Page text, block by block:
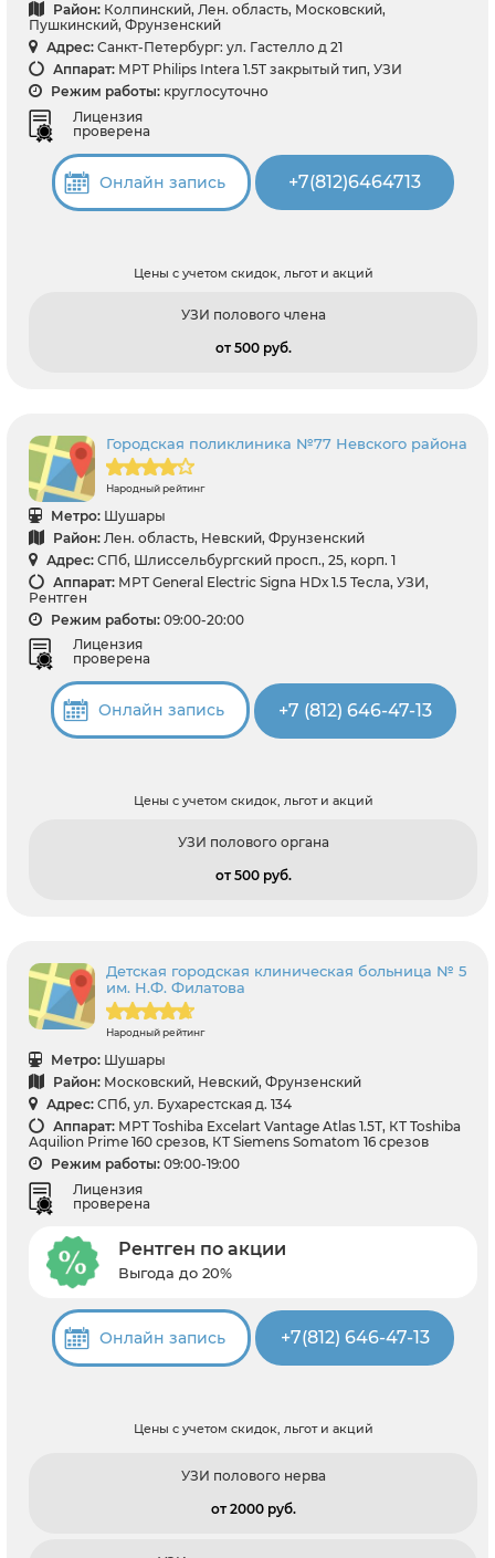
Район: Колпинский, Лен. область, Московский,
Пушкинский, Фрунзенский
Адрес: Санкт-Петербург: ул. Гастелло д 21
Аппарат: МРТ Philips Intera 1.5T закрытый тип, УЗИ
Режим работы: круглосуточно
Лицензия
проверена
Онлайн запись +7(812)6464713
Цены с учетом скидок, льгот и акций
УЗИ полового члена
от 500 pуб.
Городская поликлиника №77 Невского района
Народный рейтинг
Метро: Шушары
Район: Лен. область, Невский, Фрунзенский
Адрес: СПб, Шлиссельбургский просп., 25, корп. 1
Аппарат: МРТ General Electric Signa HDх 1.5 Тесла, УЗИ,
Рентген
Режим работы: 09:00-20:00
Лицензия
проверена
Онлайн запись +7 (812) 646-47-13
Цены с учетом скидок, льгот и акций
УЗИ полового органа
от 500 pуб.
Детская городская клиническая больница № 5
им. Н.Ф. Филатова
Народный рейтинг
Метро: Шушары
Район: Московский, Невский, Фрунзенский
Адрес: СПб, ул. Бухарестская д. 134
Аппарат: МРТ Toshiba Excelart Vantage Atlas 1.5Т, КТ Toshiba
Aquilion Prime 160 срезов, КТ Siemens Somatom 16 срезов
Режим работы: 09:00-19:00
Лицензия
проверена
Рентген по акции
Выгода до 20%
Онлайн запись +7(812) 646-47-13
Цены с учетом скидок, льгот и акций
УЗИ полового нерва
от 2000 pуб.